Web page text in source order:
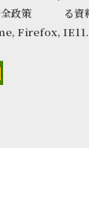
政策
る資
Firefox,